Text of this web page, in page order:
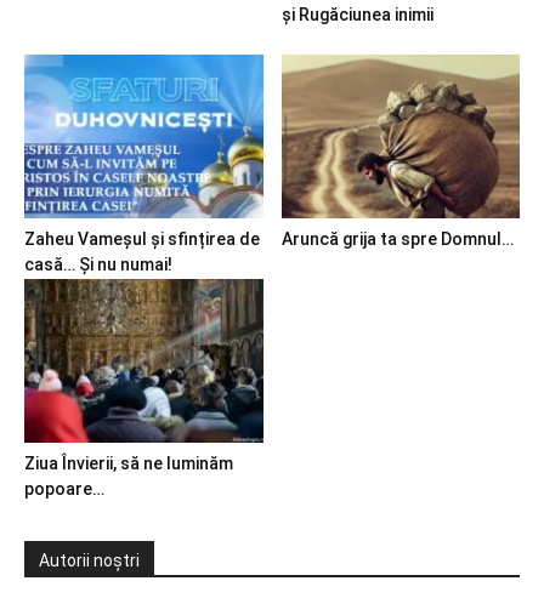
și Rugăciunea inimii
Zaheu Vameșul și sfințirea de
casă… Și nu numai!
Aruncă grija ta spre Domnul…
Ziua Învierii, să ne luminăm
popoare…
Autorii noștri